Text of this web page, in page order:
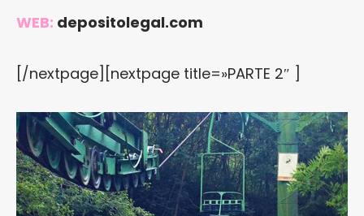
WEB: depositolegal.com
[/nextpage][nextpage title=»PARTE 2″ ]